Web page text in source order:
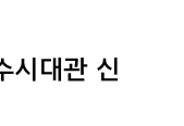
시대관 신